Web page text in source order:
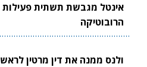
אינטל מגבשת תשתית פעילות
הרובוטיקה
ולנס ממנה את דין מרטין